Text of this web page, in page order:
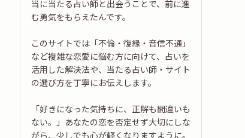
当に当たる占い師と出会うことで、前に進
む勇気をもらえたんです。
このサイトでは「不倫・復縁・音信不通」
など複雑な恋愛に悩む方に向けて、占いを
活用した解決法や、当たる占い師・サイト
の選び方を丁寧にお伝えします。
「好きになった気持ちに、正解も間違いも
ない。」あなたの恋を否定せず大切にしな
がら、少しでも心が軽くなりますように。